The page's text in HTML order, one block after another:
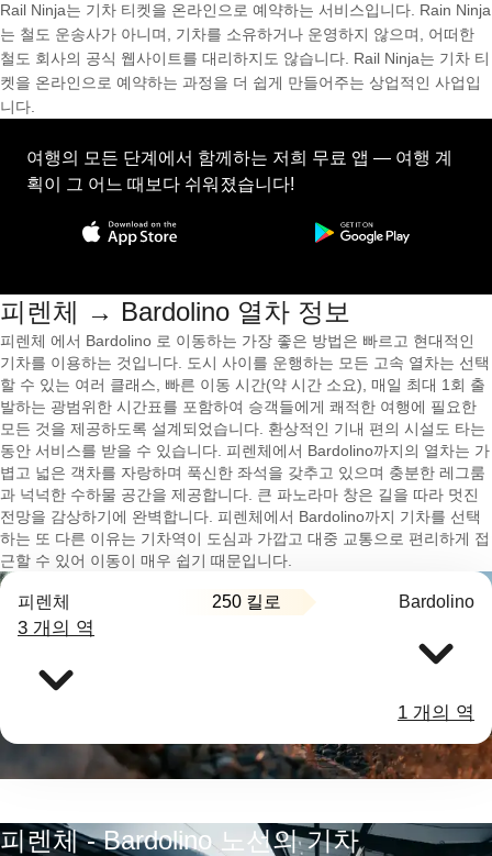
Rail Ninja는 기차 티켓을 온라인으로 예약하는 서비스입니다. Rain Ninja
는 철도 운송사가 아니며, 기차를 소유하거나 운영하지 않으며, 어떠한
철도 회사의 공식 웹사이트를 대리하지도 않습니다. Rail Ninja는 기차 티
켓을 온라인으로 예약하는 과정을 더 쉽게 만들어주는 상업적인 사업입
니다.
여행의 모든 단계에서 함께하는 저희 무료 앱 — 여행 계
획이 그 어느 때보다 쉬워졌습니다!
피렌체 → Bardolino 열차 정보
피렌체 에서 Bardolino 로 이동하는 가장 좋은 방법은 빠르고 현대적인
기차를 이용하는 것입니다. 도시 사이를 운행하는 모든 고속 열차는 선택
할 수 있는 여러 클래스, 빠른 이동 시간(약 시간 소요), 매일 최대 1회 출
발하는 광범위한 시간표를 포함하여 승객들에게 쾌적한 여행에 필요한
모든 것을 제공하도록 설계되었습니다. 환상적인 기내 편의 시설도 타는
동안 서비스를 받을 수 있습니다. 피렌체에서 Bardolino까지의 열차는 가
볍고 넓은 객차를 자랑하며 푹신한 좌석을 갖추고 있으며 충분한 레그룸
과 넉넉한 수하물 공간을 제공합니다. 큰 파노라마 창은 길을 따라 멋진
전망을 감상하기에 완벽합니다. 피렌체에서 Bardolino까지 기차를 선택
하는 또 다른 이유는 기차역이 도심과 가깝고 대중 교통으로 편리하게 접
근할 수 있어 이동이 매우 쉽기 때문입니다.
피렌체 250 킬로 Bardolino
3 개의 역
1 개의 역
피렌체 - Bardolino 노선의 기차